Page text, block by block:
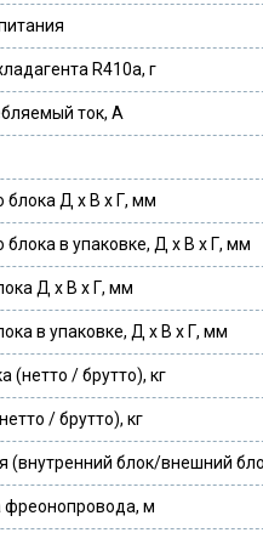
R410a, г
ток, А
блока Д х В х Г, мм
в упаковке, Д х В х Г, мм
Д х В х Г, мм
в упаковке, Д х В х Г, мм
(нетто / брутто), кг
/ брутто), кг
(внутренний блок/внешний
м